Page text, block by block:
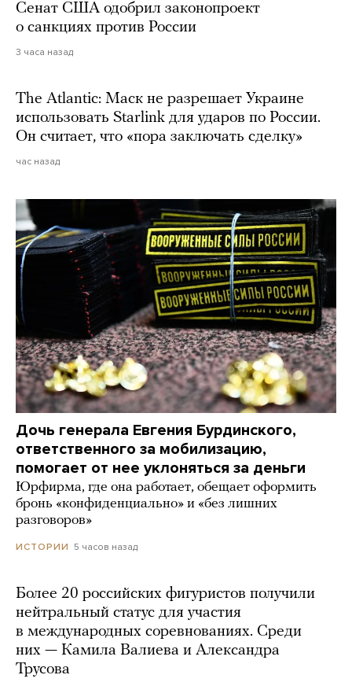
Сенат США одобрил законопроект
о санкциях против России
3 часа назад
The Atlantic: Маск не разрешает Украине
использовать Starlink для ударов по России.
Он считает, что «пора заключать сделку»
час назад
Дочь генерала Евгения Бурдинского,
ответственного за мобилизацию,
помогает от нее уклоняться за деньги
Юрфирма, где она работает, обещает оформить
бронь «конфиденциально» и «без лишних
разговоров»
ИСТОРИИ 5 часов назад
Более 20 российских фигуристов получили
нейтральный статус для участия
в международных соревнованиях. Среди
них — Камила Валиева и Александра
Трусова